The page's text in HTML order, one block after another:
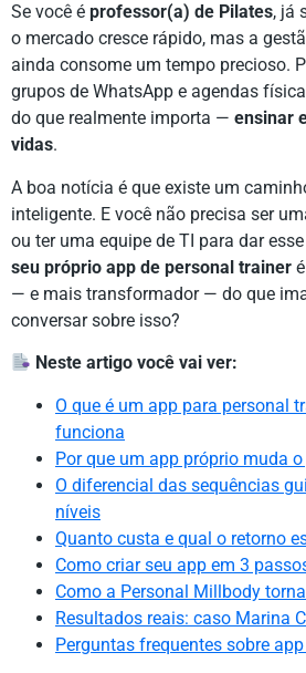
Se você é professor(a) de Pilates, já
o mercado cresce rápido, mas a
ainda consome um tempo precioso.
grupos de WhatsApp e agendas
do que realmente importa — ensinar
vidas.
A boa notícia é que existe um
inteligente. E você não precisa ser
ou ter uma equipe de TI para dar
seu próprio app de personal trainer
— e mais transformador — do que
conversar sobre isso?
Neste artigo você vai ver:
O que é um app para personal
funciona
Por que um app próprio muda
O diferencial das sequências
níveis
Quanto custa e qual o retorno
Como criar seu app em 3
Como a Personal Millbody
Resultados reais: caso Marina
Perguntas frequentes sobre